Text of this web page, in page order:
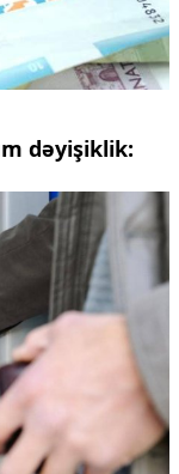
dəyişiklik: